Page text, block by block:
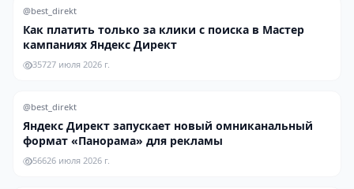
@best_direkt
Как платить только за клики с поиска в Мастер
кампаниях Яндекс Директ
35727 июля 2026 г.
@best_direkt
Яндекс Директ запускает новый омниканальный
формат «Панорама» для рекламы
56626 июля 2026 г.